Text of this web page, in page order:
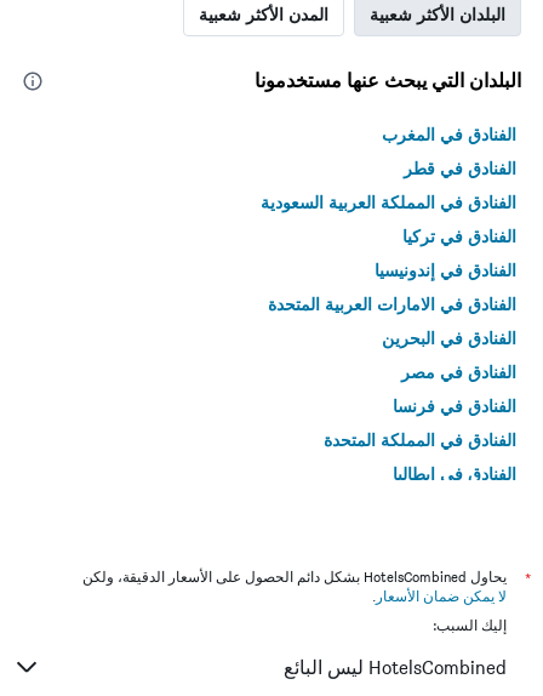
البلدان الأكثر شعبية المدن الأكثر شعبية
البلدان التي يبحث عنها مستخدمونا
الفنادق في المغرب
الفنادق في قطر
الفنادق في المملكة العربية السعودية
الفنادق في تركيا
الفنادق في إندونيسيا
الفنادق في الامارات العربية المتحدة
الفنادق في البحرين
الفنادق في مصر
الفنادق في فرنسا
الفنادق في المملكة المتحدة
الفنادق في إيطاليا
*
يحاول HotelsCombined بشكل دائم الحصول على الأسعار الدقيقة، ولكن
لا يمكن ضمان الأسعار .
إليك السبب:
HotelsCombined ليس البائع